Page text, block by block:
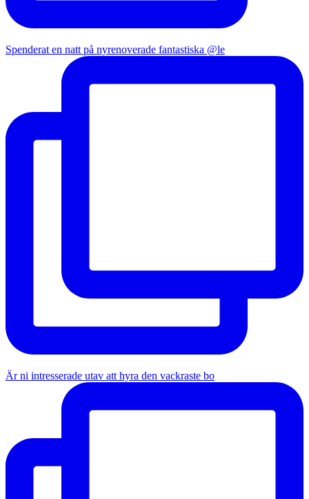
Spenderat en natt på nyrenoverade fantastiska @le
Är ni intresserade utav att hyra den vackraste bo